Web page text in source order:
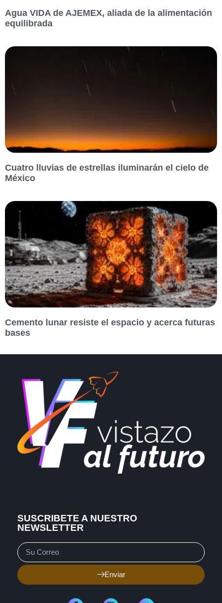
Agua VIDA de AJEMEX, aliada de la alimentación
equilibrada
Cuatro lluvias de estrellas iluminarán el cielo de
México
Cemento lunar resiste el espacio y acerca futuras
bases
SUSCRIBETE A NUESTRO
NEWSLETTER
Enviar